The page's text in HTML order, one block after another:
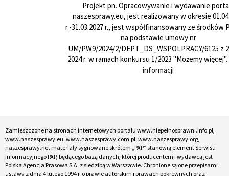
Projekt pn. Opracowywanie i wydawanie
naszesprawy.eu, jest realizowany w okresie
r.-31.03.2027 r., jest współfinansowany ze środków
na podstawie umowy nr
UM/PW9/2024/2/DEPT_DS_WSPOLPRACY/6125 z
2024 r. w ramach konkursu 1/2023 "Możemy więcej".
informacji
Zamieszczone na stronach internetowych portalu www.niepelnosprawni.info.pl,
www.naszesprawy.eu, www.naszesprawy.com.pl, www.naszesprawy.org,
naszesprawy.net materiały sygnowane skrótem „PAP” stanowią element Serwisu
informacyjnego PAP, będącego bazą danych, której producentem i wydawcą jest
Polska Agencja Prasowa S.A. z siedzibą w Warszawie. Chronione są one przepisami
ustawy z dnia 4 lutego 1994 r. o prawie autorskim i prawach pokrewnych oraz